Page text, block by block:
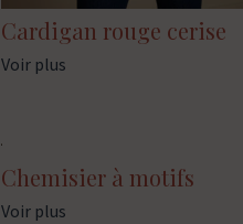
Cardigan rouge cerise
Voir plus
Chemisier à motifs
Voir plus